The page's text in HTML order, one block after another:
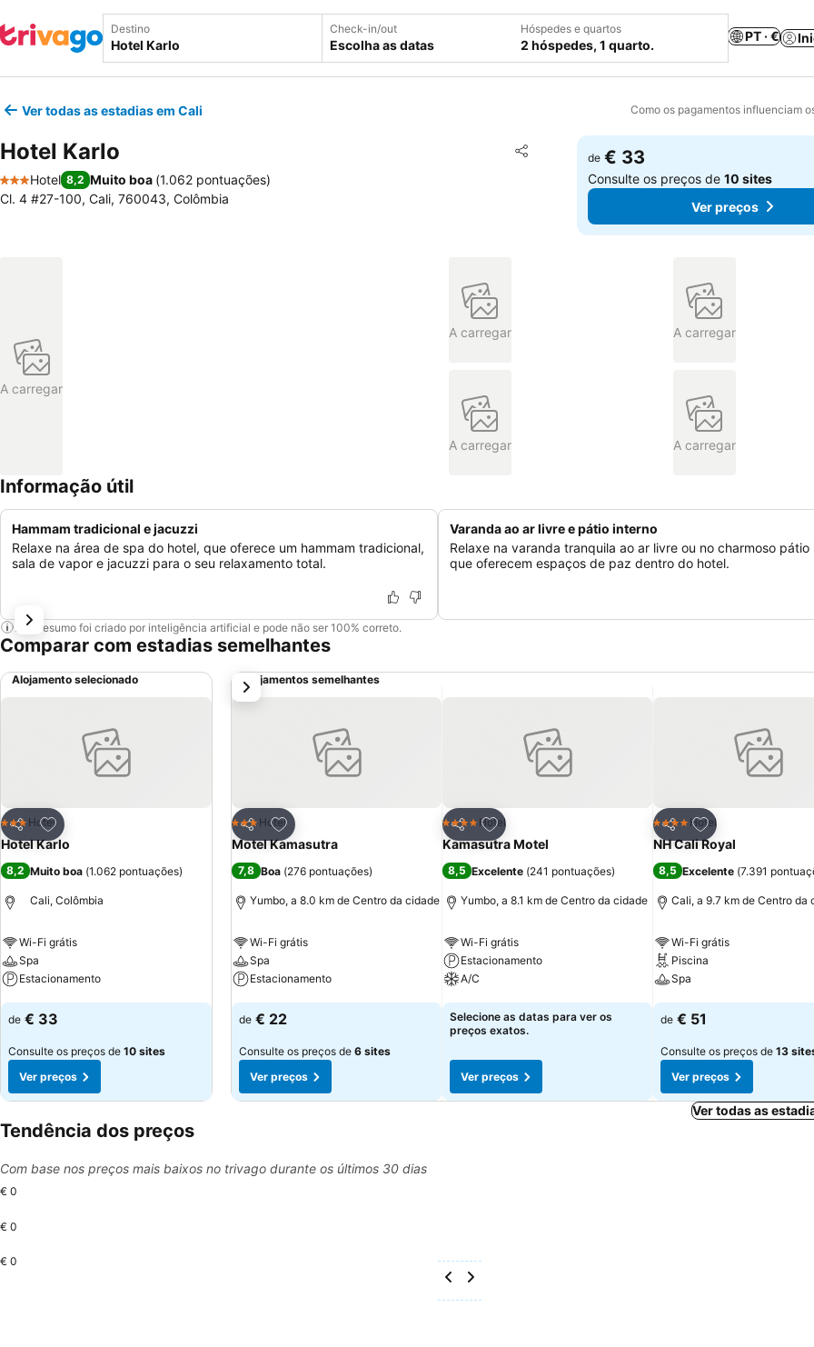
Destino Check-in/out
Escolha as datas
Hóspedes e quartos
2 hóspedes, 1 quarto.
PT · €
Ver todas as estadias em Cali Como os pagamentos influenciam
Hotel Karlo Partilhar
Adicionar aos favoritos
3 Estrelas
Hotel 8,2 Muito boa (1.062 pontuações)
Cl. 4 #27-100, Cali, 760043, Colômbia
de € 33
Consulte os preços de10 sites
Ver preços
A carregar
A carregar A carregar
A carregar A carregar
Informação útil
Hammam tradicional e jacuzzi
Relaxe na área de spa do hotel, que oferece um hammam tradicional,
sala de vapor e jacuzzi para o seu relaxamento total.
Varanda ao ar livre e pátio interno
Relaxe na varanda tranquila ao ar livre ou no charmoso pátio
que oferecem espaços de paz dentro do hotel.
Este resumo foi criado por inteligência artificial e pode não ser 100% correto.
Comparar com estadias semelhantes
Alojamento selecionado
Partilhar
Adicionar aos favoritos
3 Estrelas
Hotel
Hotel Karlo
8,2 Muito boa (1.062 pontuações)
Cali, Colômbia
Wi-Fi grátis
Spa
Estacionamento
Ver preços
de € 33
Consulte os preços de 10 sites
Ver preços
Alojamentos semelhantes
Partilhar
Adicionar aos favoritos
3 Estrelas
Hotel
Motel Kamasutra
7,8 Boa (276 pontuações)
Yumbo, a 8.0 km de Centro da cidade
Wi-Fi grátis
Spa
Estacionamento
Ver preços
de € 22
Consulte os preços de 6 sites
Ver preços
Partilhar
Adicionar aos favoritos
4 EstrelasHotel
Kamasutra Motel
8,5 Excelente (241 pontuações)
Yumbo, a 8.1 km de Centro da cidade
Wi-Fi grátis
Estacionamento
A/C
Ver preços
Selecione as datas para ver os
preços exatos.
Ver preços
Partilhar
Adicionar aos
4 EstrelasHotel
NH Cali Royal
8,5 Excelente (7.391
Cali, a 9.7 km de Centro da
Wi-Fi grátis
Piscina
Spa
Ver preços
de € 51
Consulte os preços de 13
Ver preços
próximo
Ver todas as
Tendência dos preços
Com base nos preços mais baixos no trivago durante os últimos 30 dias
€ 0
€ 0
€ 0